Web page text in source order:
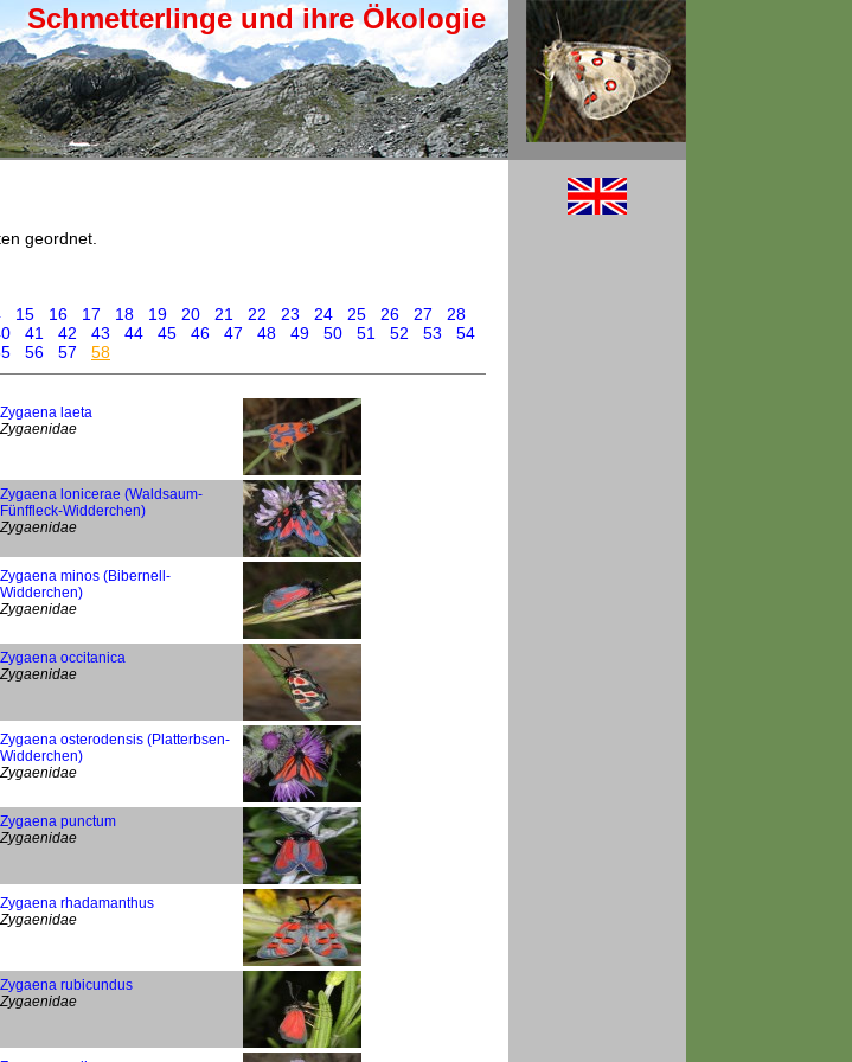
Schmetterlinge und ihre Ökologie
geordnet.
15 16 17 18 19 20 21 22 23 24 25 26 27
28
41 42 43 44 45 46 47 48 49 50 51 52 53
54
56 57 58
Zygaena laeta
Zygaenidae
Zygaena lonicerae (Waldsaum-
Fünffleck-Widderchen)
Zygaenidae
Zygaena minos (Bibernell-
Widderchen)
Zygaenidae
Zygaena occitanica
Zygaenidae
Zygaena osterodensis (Platterbsen-
Widderchen)
Zygaenidae
Zygaena punctum
Zygaenidae
Zygaena rhadamanthus
Zygaenidae
Zygaena rubicundus
Zygaenidae